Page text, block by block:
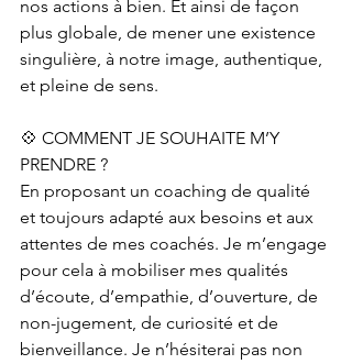
nos actions à bien. Et ainsi de façon
plus globale, de mener une existence
singulière, à notre image, authentique,
et pleine de sens.
💠 COMMENT JE SOUHAITE M’Y
PRENDRE ?
En proposant un coaching de qualité
et toujours adapté aux besoins et aux
attentes de mes coachés. Je m’engage
pour cela à mobiliser mes qualités
d’écoute, d’empathie, d’ouverture, de
non-jugement, de curiosité et de
bienveillance. Je n’hésiterai pas non